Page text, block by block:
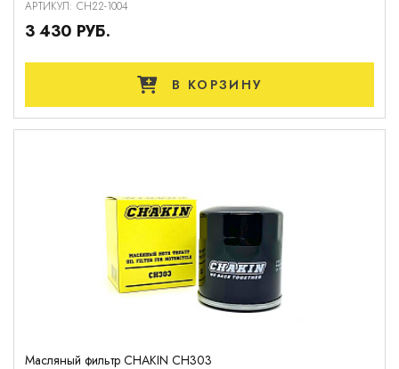
АРТИКУЛ: CH22-1004
3 430 РУБ.
В КОРЗИНУ
Масляный фильтр CHAKIN CH303